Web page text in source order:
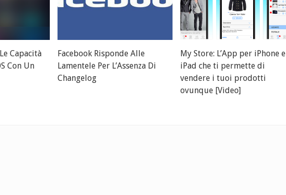
Capacità
Con Un
Facebook Risponde Alle
Lamentele Per L’Assenza Di
Changelog
My Store: L’App per iPhone e
iPad che ti permette di
vendere i tuoi prodotti
ovunque [Video]